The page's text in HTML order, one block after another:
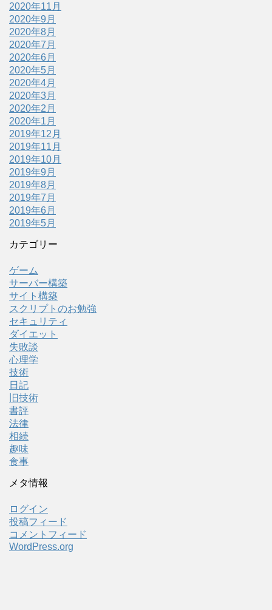
2020年11月
2020年9月
2020年8月
2020年7月
2020年6月
2020年5月
2020年4月
2020年3月
2020年2月
2020年1月
2019年12月
2019年11月
2019年10月
2019年9月
2019年8月
2019年7月
2019年6月
2019年5月
カテゴリー
ゲーム
サーバー構築
サイト構築
スクリプトのお勉強
セキュリティ
ダイエット
失敗談
心理学
技術
日記
旧技術
書評
法律
相続
趣味
食事
メタ情報
ログイン
投稿フィード
コメントフィード
WordPress.org